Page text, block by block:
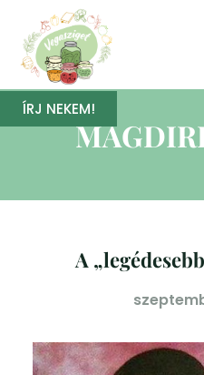
ÍRJ NEKEM!
A